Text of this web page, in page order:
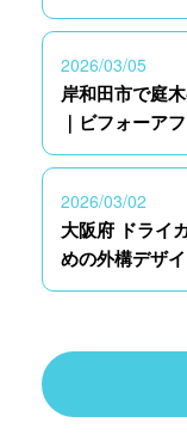
2026/03/05
岸和田市で庭
｜ビフォーア
2026/03/02
大阪府 ドライ
めの外構デザ